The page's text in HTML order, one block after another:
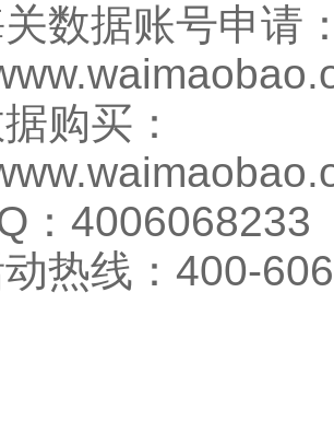
数据账号申请
购买：
：4006068233
热线：400-